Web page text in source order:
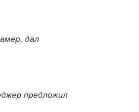
дал
предложил